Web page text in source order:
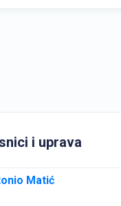
i uprava
Matić